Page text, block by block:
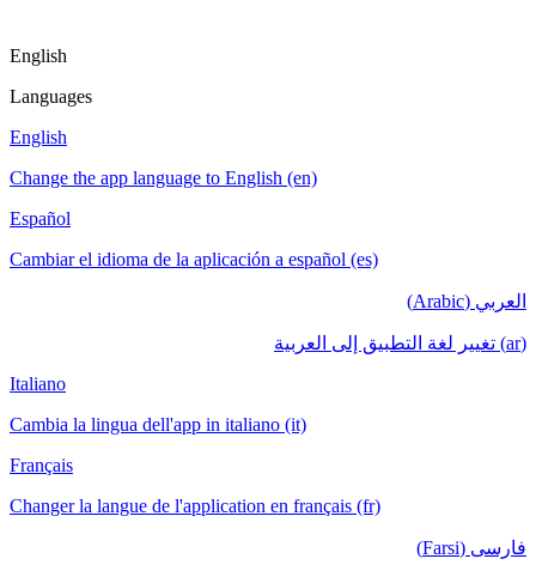
English
Languages
English
Change the app language to English (en)
Español
Cambiar el idioma de la aplicación a español (es)
العربي (Arabic)
(ar) تغيير لغة التطبيق إلى العربية
Italiano
Cambia la lingua dell'app in italiano (it)
Français
Changer la langue de l'application en français (fr)
فارسی (Farsi)